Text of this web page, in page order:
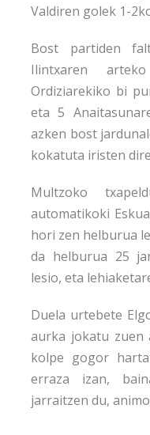
Valdiren golek 1-
Bost partiden
Ilintxaren
Ordiziarekiko bi
eta 5
azken bost
kokatuta iristen
Multzoko
automatikoki
hori zen helburua
da helburua 25
lesio, eta
Duela urtebete
aurka jokatu zuen
kolpe gogor
erraza izan,
jarraitzen du,